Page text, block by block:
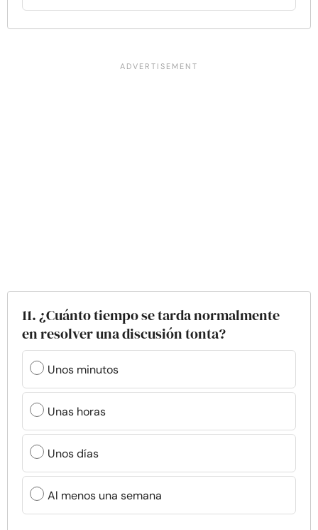
11. ¿Cuánto tiempo se tarda normalmente
en resolver una discusión tonta?
Unos minutos
Unas horas
Unos días
Al menos una semana